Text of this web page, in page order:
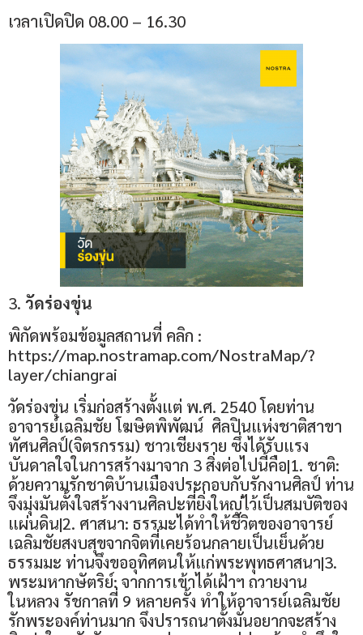
เวลาเปิดปิด 08.00 – 16.30
3. วัดร่องขุ่น
พิกัดพร้อมข้อมูลสถานที่ คลิก :
https://map.nostramap.com/NostraMap/?
layer/chiangrai
วัดร่องขุ่น เริ่มก่อสร้างตั้งแต่ พ.ศ. 2540 โดยท่าน
อาจารย์เฉลิมชัย โฆษิตพิพัฒน์ ศิลปินแห่งชาติสาขา
ทัศนศิลป์(จิตรกรรม) ชาวเชียงราย ซึ่งได้รับแรง
บันดาลใจในการสร้างมาจาก 3 สิ่งต่อไปนี้คือ|1. ชาติ:
ด้วยความรักชาติบ้านเมืองประกอบกับรักงานศิลป์ ท่าน
จึงมุ่งมันตั้งใจสร้างงานศิลปะที่ยิ่งใหญ่ไว้เป็นสมบัติของ
แผ่นดิน|2. ศาสนา: ธรรมะได้ทำให้ชีวิตของอาจารย์
เฉลิมชัยสงบสุขจากจิตที่เคยร้อนกลายเป็นเย็นด้วย
ธรรมมะ ท่านจึงขออุทิศตนให้แก่พระพุทธศาสนา|3.
พระมหากษัตริย์: จากการเข้าได้เฝ้าฯ ถวายงาน
ในหลวง รัชกาลที่ 9 หลายครั้ง ทำให้อาจารย์เฉลิมชัย
รักพระองค์ท่านมาก จึงปรารถนาตั้งมั่นอยากจะสร้าง